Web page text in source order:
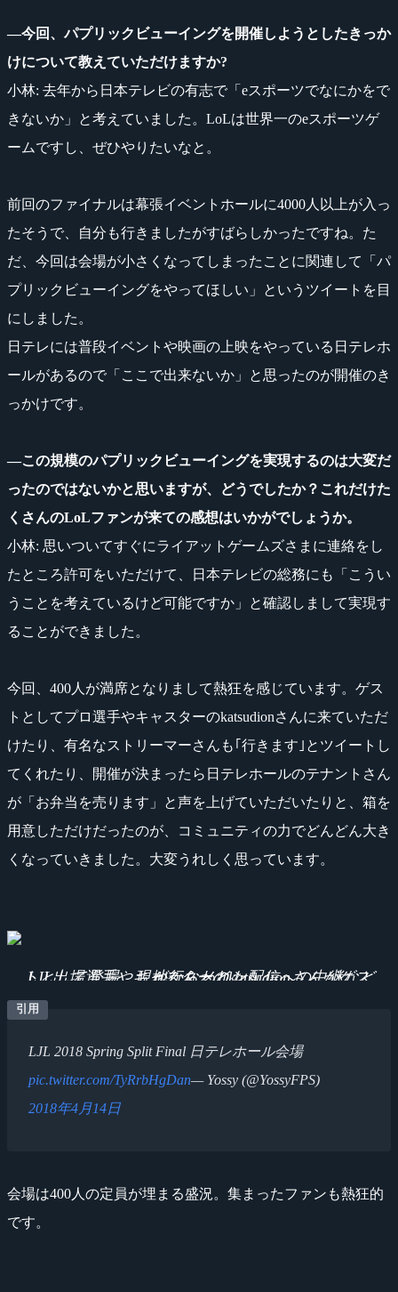
―今回、パプリックビューイングを開催しようとしたきっか
けについて教えていただけますか?
小林: 去年から日本テレビの有志で「eスポーツでなにかをで
きないか」と考えていました。LoLは世界一のeスポーツゲ
ームですし、ぜひやりたいなと。
前回のファイナルは幕張イベントホールに4000人以上が入っ
たそうで、自分も行きましたがすばらしかったですね。た
だ、今回は会場が小さくなってしまったことに関連して「パ
プリックビューイングをやってほしい」というツイートを目
にしました。
日テレには普段イベントや映画の上映をやっている日テレホ
ールがあるので「ここで出来ないか」と思ったのが開催のき
っかけです。
―この規模のパプリックビューイングを実現するのは大変だ
ったのではないかと思いますが、どうでしたか？これだけた
くさんのLoLファンが来ての感想はいかがでしょうか。
小林: 思いついてすぐにライアットゲームズさまに連絡をし
たところ許可をいただけて、日本テレビの総務にも「こうい
うことを考えているけど可能ですか」と確認しまして実現す
ることができました。
今回、400人が満席となりまして熱狂を感じています。ゲス
トとしてプロ選手やキャスターのkatsudionさんに来ていただ
けたり、有名なストリーマーさんも｢行きます｣とツイートし
てくれたり、開催が決まったら日テレホールのテナントさん
が「お弁当を売ります」と声を上げていただいたりと、箱を
用意しただけだったのが、コミュニティの力でどんどん大き
くなっていきました。大変うれしく思っています。
LJL出場選手やキャスターのkatsudionさんがゲストとして登場。現地からメイン配信への中継などが行なわれた
LJL 2018 Spring Split Final 日テレホール会場
pic.twitter.com/TyRrbHgDan— Yossy (@YossyFPS)
2018年4月14日
会場は400人の定員が埋まる盛況。集まったファンも熱狂的
です。